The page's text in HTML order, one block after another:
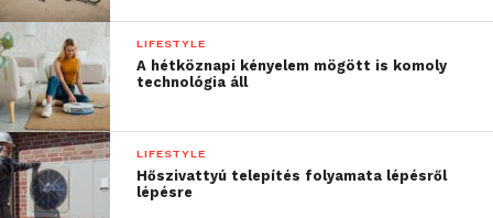
esetben a legjobb
felhasználói élményt kell
nyújtanunk – olyan
élményt, amely jobbá,
hatékonyabbá és
értelmesebbé teszi az
LIFESTYLE
A hétköznapi kényelem mögött is komoly
technológia áll
LIFESTYLE
Hőszivattyú telepítés folyamata lépésről
lépésre